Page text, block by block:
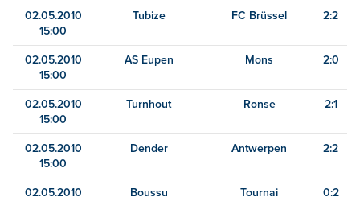
02.05.2010
15:00
Tubize FC Brüssel 2:2
02.05.2010
15:00
AS Eupen Mons 2:0
02.05.2010
15:00
Turnhout Ronse 2:1
02.05.2010
15:00
Dender Antwerpen 2:2
02.05.2010
Boussu Tournai 0:2